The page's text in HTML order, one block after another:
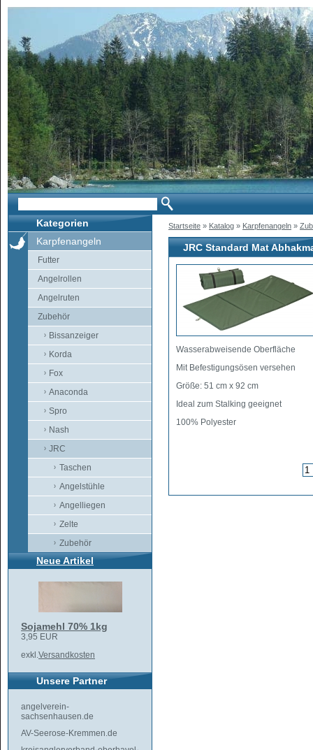
Kategorien
Karpfenangeln
Futter
Angelrollen
Angelruten
Zubehör
Bissanzeiger
Korda
Fox
Anaconda
Spro
Nash
JRC
Taschen
Angelstühle
Angelliegen
Zelte
Zubehör
Neue Artikel
Sojamehl 70% 1kg
3,95 EUR
exkl.Versandkosten
Unsere Partner
angelverein-
sachsenhausen.de
AV-Seerose-Kremmen.de
Startseite » Katalog » Karpfenangeln »
JRC Standard Mat
Wasserabweisende Oberfläche
Mit Befestigungsösen versehen
Größe: 51 cm x 92 cm
Ideal zum Stalking geeignet
100% Polyester